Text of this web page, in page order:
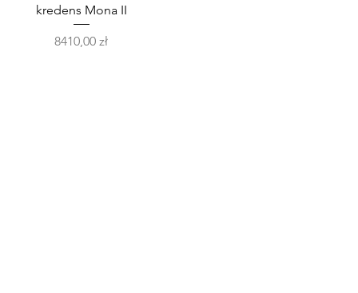
Podgląd
kredens Mona II
Cena
8410,00 zł